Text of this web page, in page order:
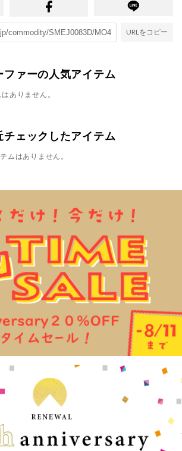
URLをコピー
ファーの人気アイテム
ありません。
チェックしたアイテム
ムはありません。